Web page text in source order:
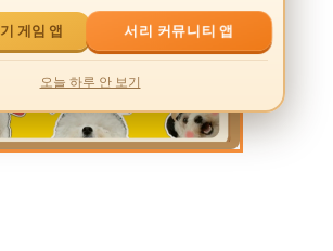
게임 앱 서리 커뮤니티 앱
오늘 하루 안 보기